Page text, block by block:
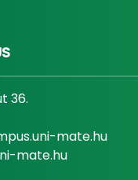
36.
mate.hu
mate.hu